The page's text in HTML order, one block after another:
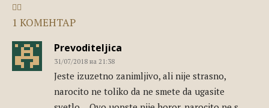
1 КОМЕНТАР
Prevoditeljica
31/07/2018 на 21:38
Jeste izuzetno zanimljivo, ali nije strasno,
narocito ne toliko da ne smete da ugasite